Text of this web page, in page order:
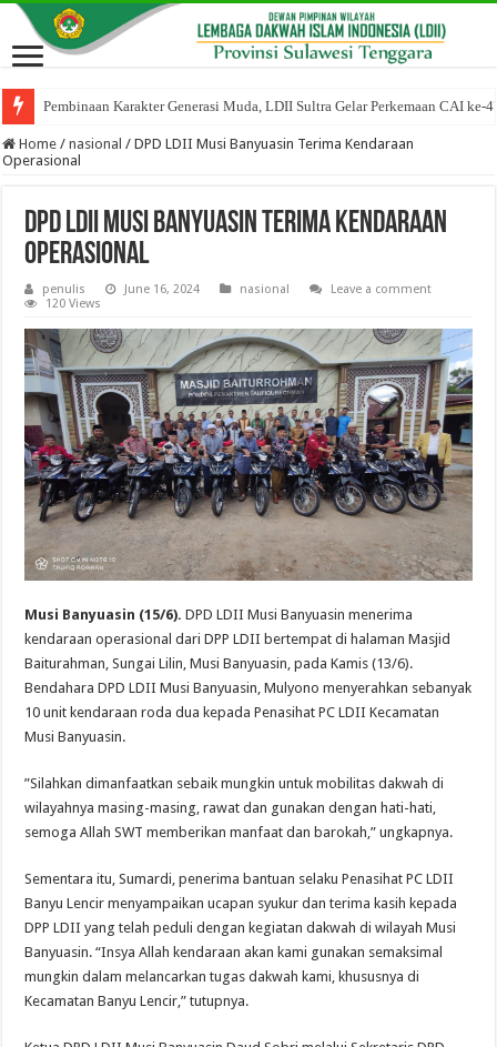
Pembinaan Karakter Generasi Muda, LDII Sultra Gelar Perkemaan CAI ke-
Home / nasional / DPD LDII Musi Banyuasin Terima Kendaraan
Operasional
DPD LDII Musi Banyuasin Terima Kendaraan
Operasional
penulis June 16, 2024 nasional
Leave a comment
120 Views
Musi Banyuasin (15/6). DPD LDII Musi Banyuasin menerima
kendaraan operasional dari DPP LDII bertempat di halaman Masjid
Baiturahman, Sungai Lilin, Musi Banyuasin, pada Kamis (13/6).
Bendahara DPD LDII Musi Banyuasin, Mulyono menyerahkan sebanyak
10 unit kendaraan roda dua kepada Penasihat PC LDII Kecamatan
Musi Banyuasin.
”Silahkan dimanfaatkan sebaik mungkin untuk mobilitas dakwah di
wilayahnya masing-masing, rawat dan gunakan dengan hati-hati,
semoga Allah SWT memberikan manfaat dan barokah,” ungkapnya.
Sementara itu, Sumardi, penerima bantuan selaku Penasihat PC LDII
Banyu Lencir menyampaikan ucapan syukur dan terima kasih kepada
DPP LDII yang telah peduli dengan kegiatan dakwah di wilayah Musi
Banyuasin. “Insya Allah kendaraan akan kami gunakan semaksimal
mungkin dalam melancarkan tugas dakwah kami, khususnya di
Kecamatan Banyu Lencir,” tutupnya.